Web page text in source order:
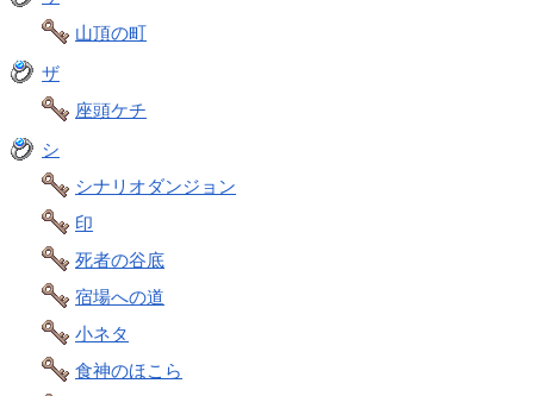
山頂の町
ザ
座頭ケチ
シ
シナリオダンジョン
印
死者の谷底
宿場への道
小ネタ
食神のほこら